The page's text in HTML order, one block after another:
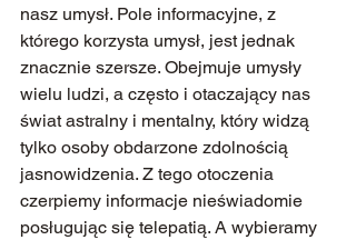
nasz umysł. Pole informacyjne, z
którego korzysta umysł, jest jednak
znacznie szersze. Obejmuje umysły
wielu ludzi, a często i otaczający nas
świat astralny i mentalny, który widzą
tylko osoby obdarzone zdolnością
jasnowidzenia. Z tego otoczenia
czerpiemy informacje nieświadomie
posługując się telepatią. A wybieramy